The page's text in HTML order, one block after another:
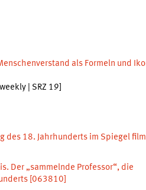
als Formeln und
weekly| SRZ 19
des 18. Jahrhunderts im Spiegel
Der „sammelnde Professor“, die
[ 063810]